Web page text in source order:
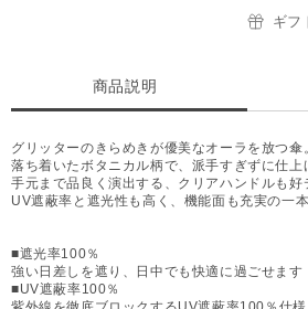
ギフ
商品説明
グリッターのきらめきが優美なオーラを放つ傘
落ち着いたボタニカル柄で、派手すぎずに仕上
手元まで品良く演出する、クリアハンドルも好
UV遮蔽率と遮光性も高く、機能面も充実の一本
■遮光率100％
強い日差しを遮り、日中でも快適に過ごせます
■UV遮蔽率100％